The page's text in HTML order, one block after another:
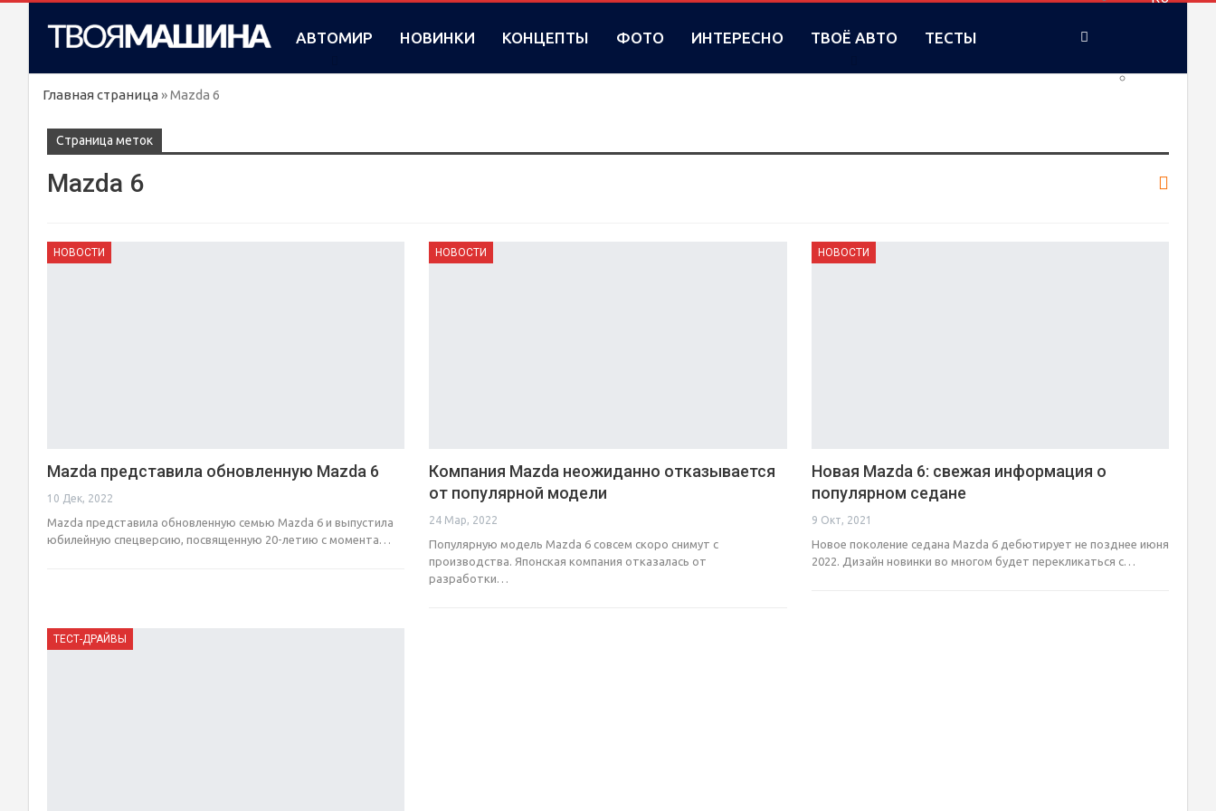
UA
АВТОМИР НОВИНКИ КОНЦЕПТЫ ФОТО ИНТЕРЕСНО ТВОЁ АВТО ТЕСТЫ
Главная страница »Mazda 6
Cтраница меток
Mazda 6
НОВОСТИ
Mazda представила обновленную Mazda 6
10 Дек, 2022
Mazda представила обновленную семью Mazda 6 и выпустила
юбилейную спецверсию, посвященную 20-летию с момента…
НОВОСТИ
Компания Mazda неожиданно отказывается
от популярной модели
24 Мар, 2022
Популярную модель Mazda 6 совсем скоро снимут с
производства. Японская компания отказалась от
разработки…
НОВОСТИ
Новая Mazda 6: свежая информация о
популярном седане
9 Окт, 2021
Новое поколение седана Mazda 6 дебютирует не позднее июня
2022. Дизайн новинки во многом будет перекликаться с…
ТЕСТ-ДРАЙВЫ